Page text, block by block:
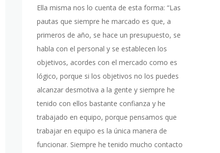
Ella misma nos lo cuenta de esta forma: “Las
pautas que siempre he marcado es que, a
primeros de año, se hace un presupuesto, se
habla con el personal y se establecen los
objetivos, acordes con el mercado como es
lógico, porque si los objetivos no los puedes
alcanzar desmotiva a la gente y siempre he
tenido con ellos bastante confianza y he
trabajado en equipo, porque pensamos que
trabajar en equipo es la única manera de
funcionar. Siempre he tenido mucho contacto